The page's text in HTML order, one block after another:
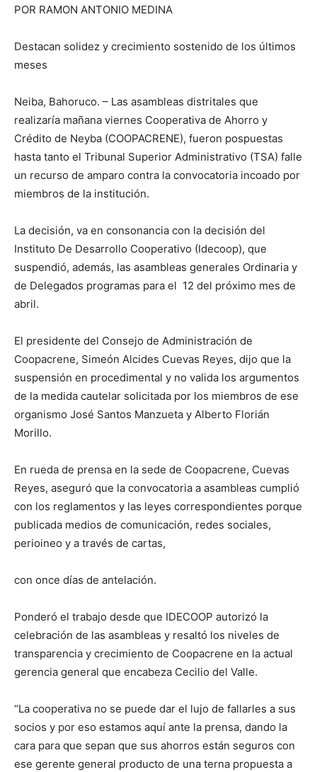
POR RAMON ANTONIO MEDINA
Destacan solidez y crecimiento sostenido de los últimos
meses
Neiba, Bahoruco. – Las asambleas distritales que
realizaría mañana viernes Cooperativa de Ahorro y
Crédito de Neyba (COOPACRENE), fueron pospuestas
hasta tanto el Tribunal Superior Administrativo (TSA) falle
un recurso de amparo contra la convocatoria incoado por
miembros de la institución.
La decisión, va en consonancia con la decisión del
Instituto De Desarrollo Cooperativo (Idecoop), que
suspendió, además, las asambleas generales Ordinaria y
de Delegados programas para el 12 del próximo mes de
abril.
El presidente del Consejo de Administración de
Coopacrene, Simeón Alcides Cuevas Reyes, dijo que la
suspensión en procedimental y no valida los argumentos
de la medida cautelar solicitada por los miembros de ese
organismo José Santos Manzueta y Alberto Florián
Morillo.
En rueda de prensa en la sede de Coopacrene, Cuevas
Reyes, aseguró que la convocatoria a asambleas cumplió
con los reglamentos y las leyes correspondientes porque
publicada medios de comunicación, redes sociales,
perioineo y a través de cartas,
con once días de antelación.
Ponderó el trabajo desde que IDECOOP autorizó la
celebración de las asambleas y resaltó los niveles de
transparencia y crecimiento de Coopacrene en la actual
gerencia general que encabeza Cecilio del Valle.
“La cooperativa no se puede dar el lujo de fallarles a sus
socios y por eso estamos aquí ante la prensa, dando la
cara para que sepan que sus ahorros están seguros con
ese gerente general producto de una terna propuesta a